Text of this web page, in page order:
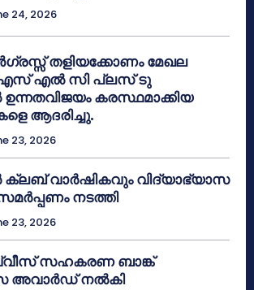
24, 2026
തളിയക്കോണം മേഖല
എസ് എൽ സി പ്ലസ് ടു
ഉന്നതവിജയം കരസ്ഥമാക്കിയ
ആദരിച്ചു.
23, 2026
ക്ലബ് വാർഷികവും വിദ്യാഭ്യാസ
നടത്തി
23, 2026
സഹകരണ ബാങ്ക്
അവാർഡ് നൽകി